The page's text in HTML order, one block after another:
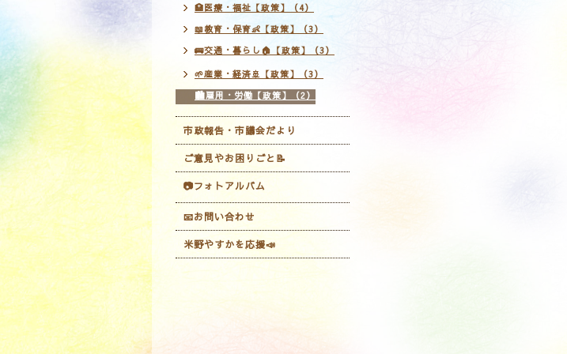
🏥医療・福祉【政策】（4）
📖教育・保育👶【政策】（3）
🚌交通・暮らし🏠【政策】（3）
🌱産業・経済🚢【政策】（3）
🏙雇用・労働【政策】（2）
市政報告・市議会だより
ご意見やお困りごと📝
📷フォトアルバム
📧お問い合わせ
米野やすかを応援📣